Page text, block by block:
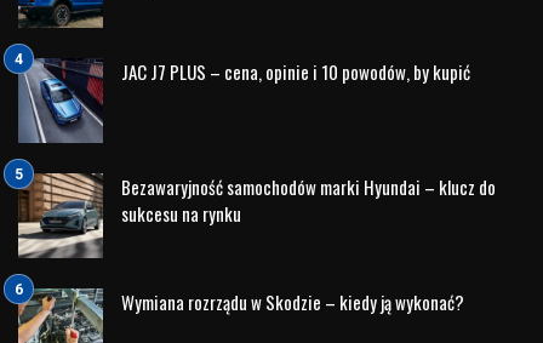
zaufaniu Hyundaia do własnych produktów, jest oferowana
przez markę gwarancja. W Europie Hyundai oferuje aż 5-
letnią gwarancję bez limitu kilometrów, co jest jedną z
najlepszych ofert na rynku. W Stanach Zjednoczonych
natomiast kierowcy mogą liczyć na 10-letnią gwarancję na
układ napędowy (tzw. „powertrain warranty”). Tego typu
zabezpieczenie świadczy o pewności marki co do jakości i
trwałości swoich pojazdów. Długa gwarancja przyciąga
również klientów, którzy chcą mieć pewność, że ich
samochód będzie długo działał bez większych problemów.